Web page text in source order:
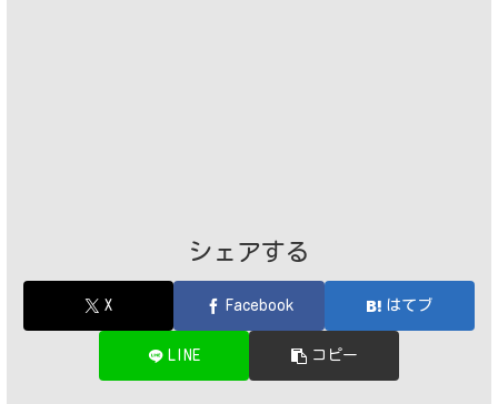
シェアする
X Facebook はてブ
LINE コピー